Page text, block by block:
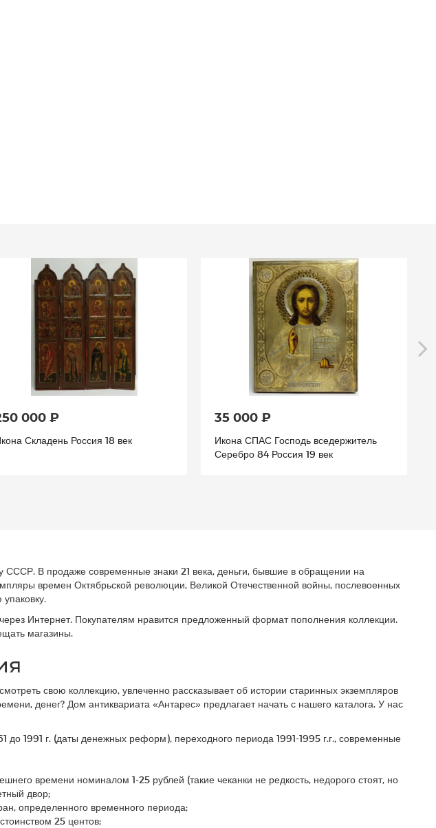
000 ₽
СПАС Господь вседержитель
40 000 ₽
Старинная икона Владимирская Божья
матерь 19 век
СССР. В продаже современные знаки 21 века, деньги, бывшие в обращении на
времен Октябрьской революции, Великой Отечественной войны, послевоенных
Интернет. Покупателям нравится предложенный формат пополнения коллекции.
магазины.
свою коллекцию, увлеченно рассказывает об истории старинных экземпляров
денег? Дом антиквариата «Антарес» предлагает начать с нашего каталога. У нас
до 1991 г. (даты денежных реформ), переходного периода 1991-1995 г.г., современные
времени номиналом 1-25 рублей (такие чеканки не редкость, недорого стоят, но
двор;
определенного временного периода;
25 центов;